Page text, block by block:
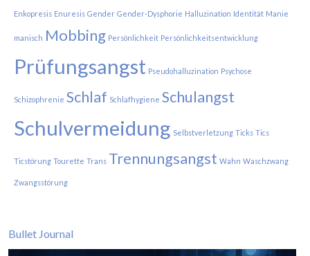
Enkopresis Enuresis Gender Gender-Dysphorie Halluzination Identität Manie
manisch Mobbing Persönlichkeit Persönlichkeitsentwicklung
Prüfungsangst Pseudohalluzination Psychose
Schizophrenie Schlaf Schlafhygiene Schulangst
Schulvermeidung Selbstverletzung Ticks Tics
Ticstörung Tourette Trans Trennungsangst Wahn Waschzwang
Zwangsstörung
Bullet Journal